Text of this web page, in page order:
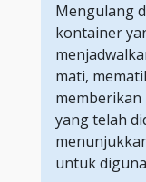
Mengulang
kontainer
mati,
yang telah
untuk